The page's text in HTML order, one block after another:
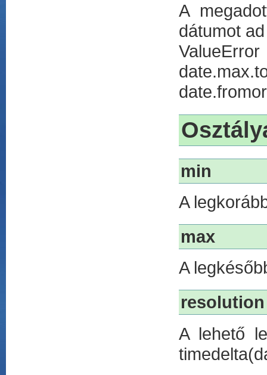
A
dátumot
min
A
max
A
resolution
A lehető